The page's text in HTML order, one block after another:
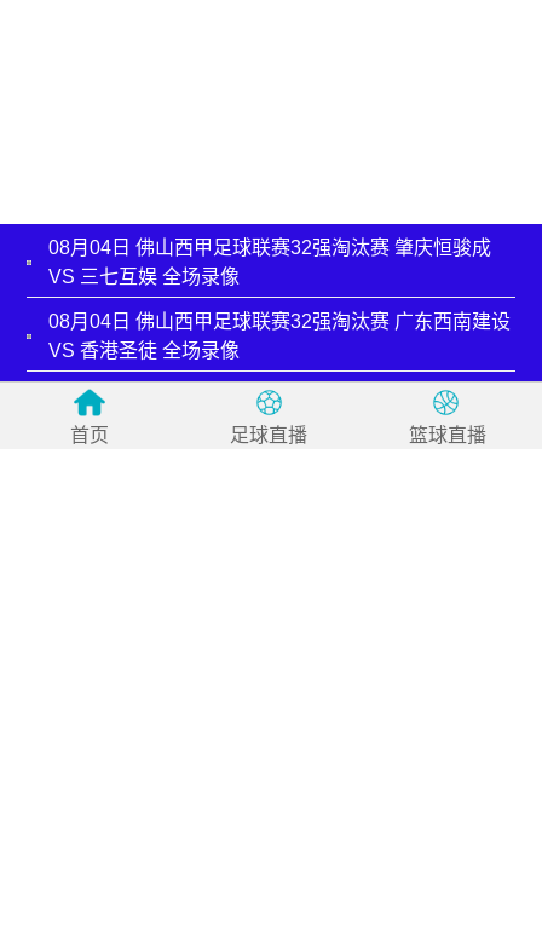
08月04日 佛山西甲足球联赛32强淘汰赛 肇庆恒骏成
VS 三七互娱 全场录像
08月04日 佛山西甲足球联赛32强淘汰赛 广东西南建设
VS 香港圣徒 全场录像
08月04日 佛山西甲足球联赛32强淘汰赛 贪玩游戏 VS
美的薪火 全场录像
首页 足球直播 篮球直播